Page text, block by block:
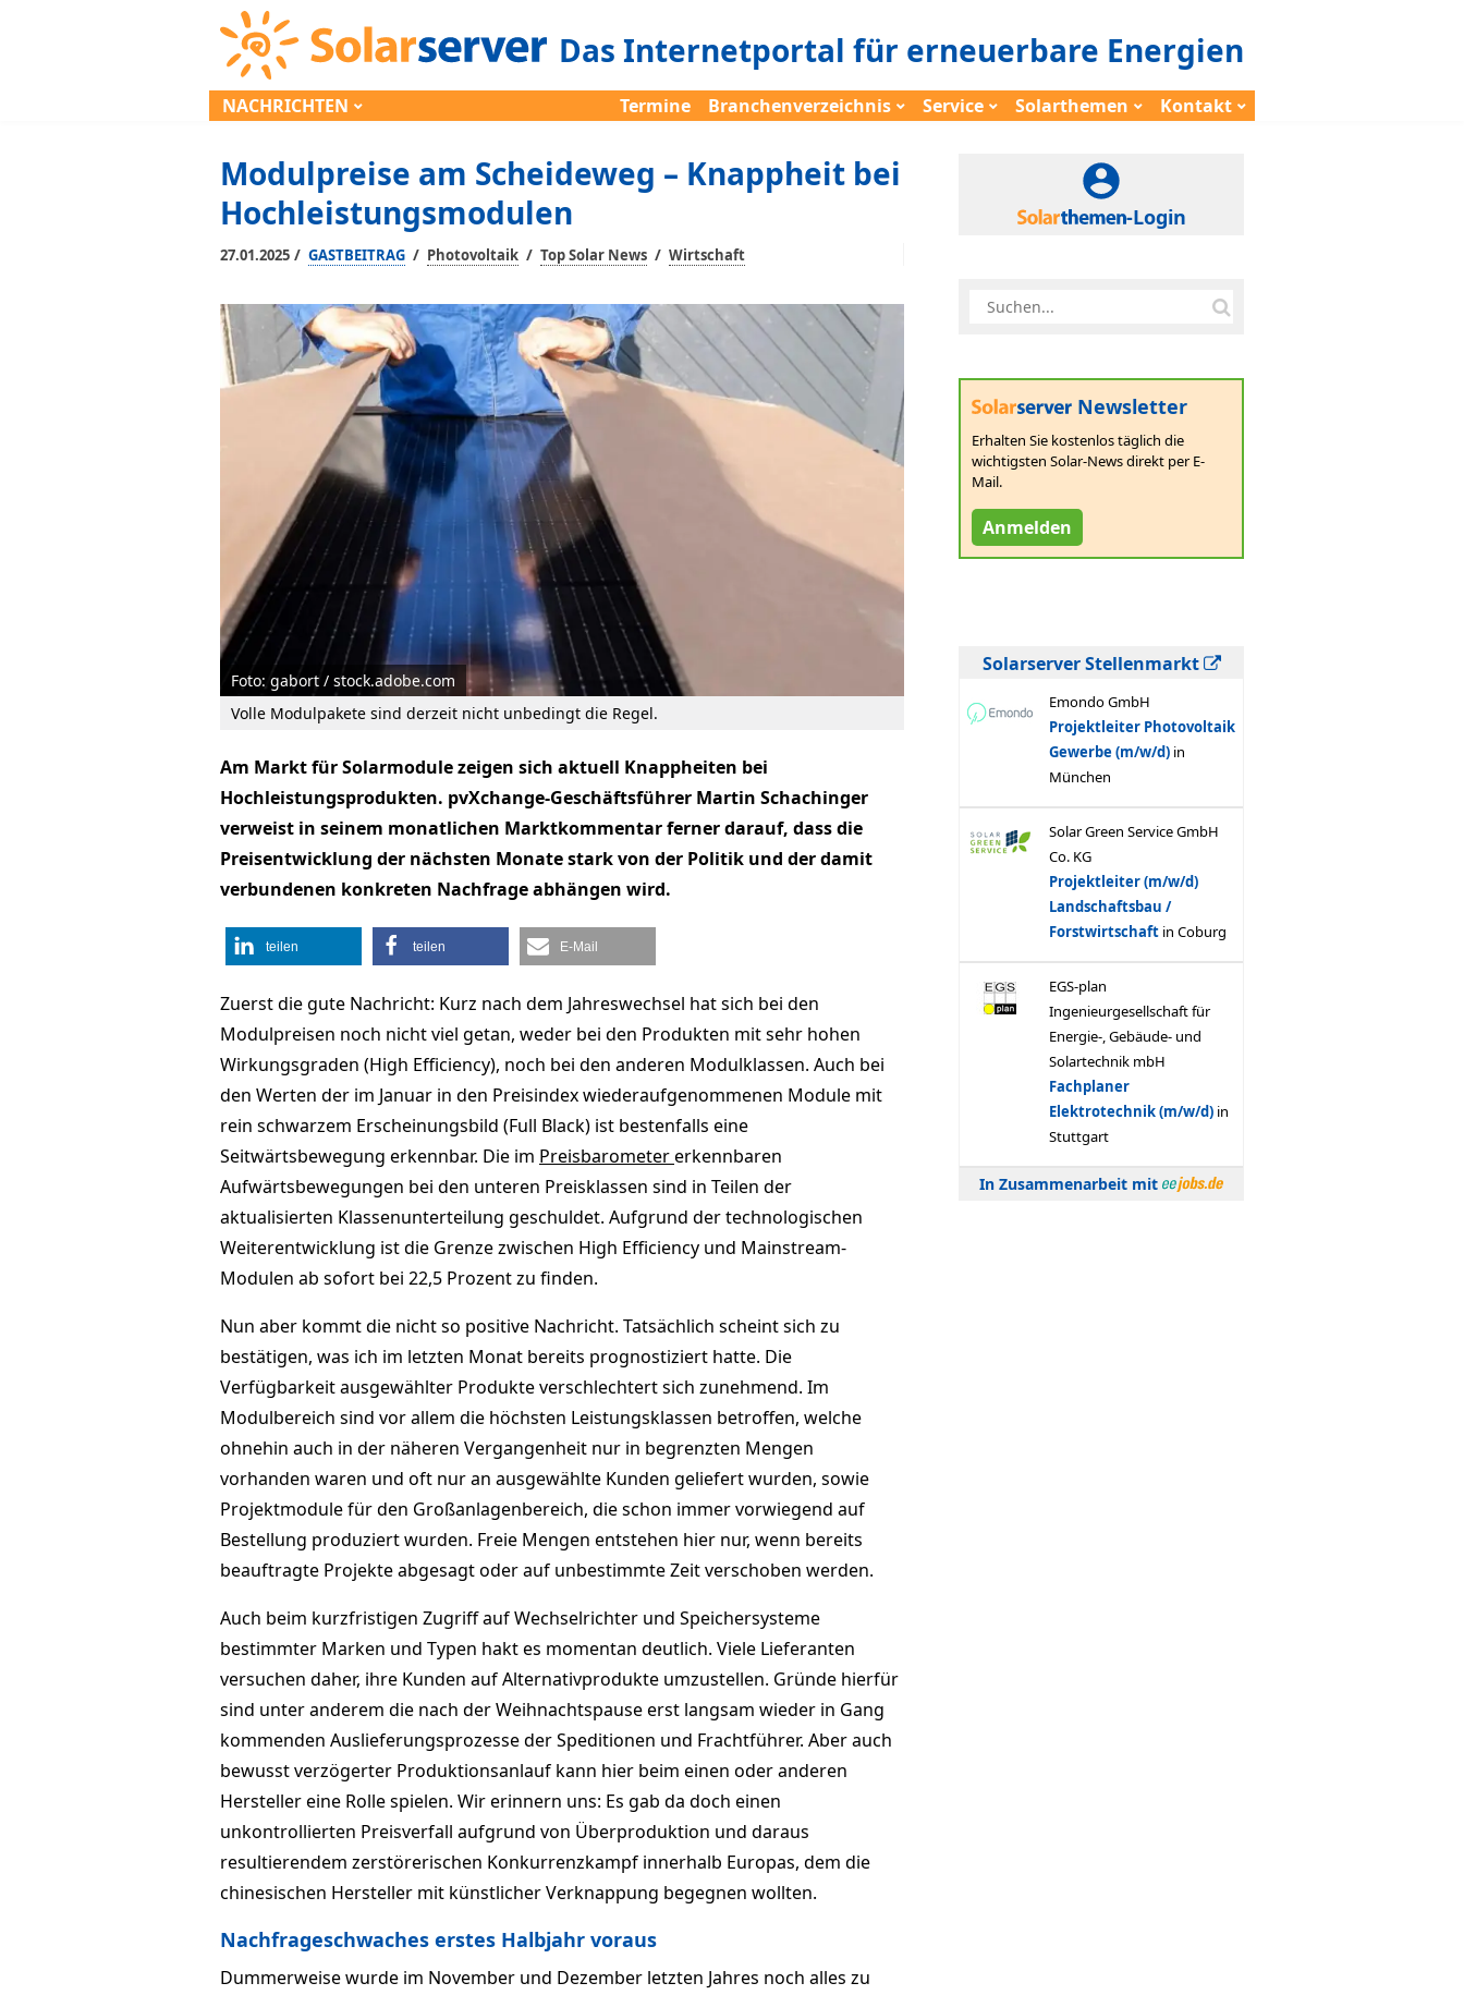
Das Internetportal für erneuerbare Energien
NACHRICHTEN Termine Branchenverzeichnis Service Solarthemen Kontakt
Modulpreise am Scheideweg – Knappheit bei
Hochleistungsmodulen
27.01.2025 / GASTBEITRAG / Photovoltaik / Top Solar News / Wirtschaft
Foto: gabort / stock.adobe.com
Volle Modulpakete sind derzeit nicht unbedingt die Regel.
Am Markt für Solarmodule zeigen sich aktuell Knappheiten bei
Hochleistungsprodukten. pvXchange-Geschäftsführer Martin Schachinger
verweist in seinem monatlichen Marktkommentar ferner darauf, dass die
Preisentwicklung der nächsten Monate stark von der Politik und der damit
verbundenen konkreten Nachfrage abhängen wird.
teilen teilen E-Mail
Zuerst die gute Nachricht: Kurz nach dem Jahreswechsel hat sich bei den
Modulpreisen noch nicht viel getan, weder bei den Produkten mit sehr hohen
Wirkungsgraden (High Efficiency), noch bei den anderen Modulklassen. Auch bei
den Werten der im Januar in den Preisindex wiederaufgenommenen Module mit
rein schwarzem Erscheinungsbild (Full Black) ist bestenfalls eine
Seitwärtsbewegung erkennbar. Die im Preisbarometererkennbaren
Aufwärtsbewegungen bei den unteren Preisklassen sind in Teilen der
aktualisierten Klassenunterteilung geschuldet. Aufgrund der technologischen
Weiterentwicklung ist die Grenze zwischen High Efficiency und Mainstream-
Modulen ab sofort bei 22,5 Prozent zu finden.
Nun aber kommt die nicht so positive Nachricht. Tatsächlich scheint sich zu
bestätigen, was ich im letzten Monat bereits prognostiziert hatte. Die
Verfügbarkeit ausgewählter Produkte verschlechtert sich zunehmend. Im
Modulbereich sind vor allem die höchsten Leistungsklassen betroffen, welche
ohnehin auch in der näheren Vergangenheit nur in begrenzten Mengen
vorhanden waren und oft nur an ausgewählte Kunden geliefert wurden, sowie
Projektmodule für den Großanlagenbereich, die schon immer vorwiegend auf
Bestellung produziert wurden. Freie Mengen entstehen hier nur, wenn bereits
beauftragte Projekte abgesagt oder auf unbestimmte Zeit verschoben werden.
Auch beim kurzfristigen Zugriff auf Wechselrichter und Speichersysteme
bestimmter Marken und Typen hakt es momentan deutlich. Viele Lieferanten
versuchen daher, ihre Kunden auf Alternativprodukte umzustellen. Gründe hierfür
sind unter anderem die nach der Weihnachtspause erst langsam wieder in Gang
kommenden Auslieferungsprozesse der Speditionen und Frachtführer. Aber auch
bewusst verzögerter Produktionsanlauf kann hier beim einen oder anderen
Hersteller eine Rolle spielen. Wir erinnern uns: Es gab da doch einen
unkontrollierten Preisverfall aufgrund von Überproduktion und daraus
resultierendem zerstörerischen Konkurrenzkampf innerhalb Europas, dem die
chinesischen Hersteller mit künstlicher Verknappung begegnen wollten.
Nachfrageschwaches erstes Halbjahr voraus
Dummerweise wurde im November und Dezember letzten Jahres noch alles zu
-Login
Newsletter
Erhalten Sie kostenlos täglich die
wichtigsten Solar-News direkt per E-
Mail.
Anmelden
Solarserver Stellenmarkt
In Zusammenarbeit mit